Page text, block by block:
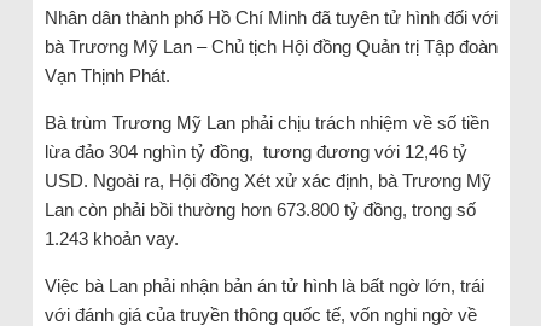
Nhân dân thành phố Hồ Chí Minh đã tuyên tử hình đối với
bà Trương Mỹ Lan – Chủ tịch Hội đồng Quản trị Tập đoàn
Vạn Thịnh Phát.
Bà trùm Trương Mỹ Lan phải chịu trách nhiệm về số tiền
lừa đảo 304 nghìn tỷ đồng, tương đương với 12,46 tỷ
USD. Ngoài ra, Hội đồng Xét xử xác định, bà Trương Mỹ
Lan còn phải bồi thường hơn 673.800 tỷ đồng, trong số
1.243 khoản vay.
Việc bà Lan phải nhận bản án tử hình là bất ngờ lớn, trái
với đánh giá của truyền thông quốc tế, vốn nghi ngờ về